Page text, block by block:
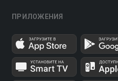
ПРИЛОЖЕНИЯ